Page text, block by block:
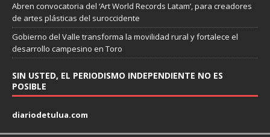
Abren convocatoria del ‘Art World Records Latam’, para creadores
de artes plásticas del suroccidente
Gobierno del Valle transforma la movilidad rural y fortalece el
desarrollo campesino en Toro
SIN USTED, EL PERIODISMO INDEPENDIENTE NO ES
POSIBLE
diariodetulua.com